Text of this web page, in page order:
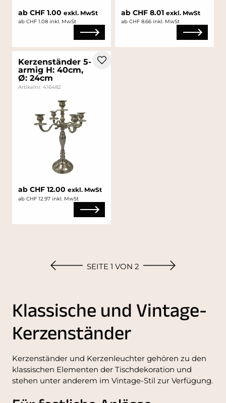
ab CHF 1.00 exkl. MwSt
ab CHF 1.08 inkl. MwSt
ab CHF 8.01 exkl. MwSt
ab CHF 8.66 inkl. MwSt
Kerzenständer 5-
armig H: 40cm,
Ø: 24cm
Artikelnr. 416482
ab CHF 12.00 exkl. MwSt
ab CHF 12.97 inkl. MwSt
SEITE 1 VON 2
Klassische und Vintage-
Kerzenständer
Kerzenständer und Kerzenleuchter gehören zu den
klassischen Elementen der Tischdekoration und
stehen unter anderem im Vintage-Stil zur Verfügung.